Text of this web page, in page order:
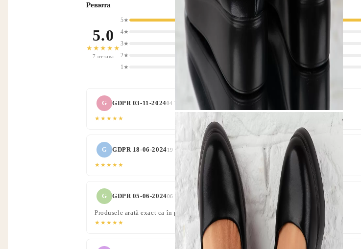
Ревюта
5.0
★★★★★
7 отзива
5★
4★
3★
2★
1★
G GDPR 03-11-202404 Ное 2023 06:24
★★★★★
G GDPR 18-06-202419 Юни 2023
★★★★★
G GDPR 05-06-202406 Юни 2023
Produsele arată exact ca în poze. Am primit a doua zi de la comandă.
★★★★★